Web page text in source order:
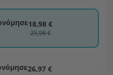
18,98 €
25,98 €
26,97 €